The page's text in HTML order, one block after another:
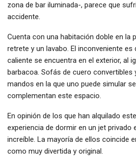
zona de bar iluminada-, parece que
accidente.
Cuenta con una habitación doble en la
retrete y un lavabo. El inconveniente es
caliente se encuentra en el exterior, al
barbacoa. Sofás de cuero convertibles
mandos en la que uno puede simular
complementan este espacio.
En opinión de los que han alquilado
experiencia de dormir en un jet privado
increíble. La mayoría de ellos coincide
como muy divertida y original.